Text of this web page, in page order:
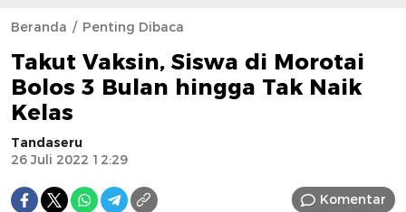
Beranda Penting Dibaca
Takut Vaksin, Siswa di Morotai
Bolos 3 Bulan hingga Tak Naik
Kelas
Tandaseru
26 Juli 2022 12:29
Komentar